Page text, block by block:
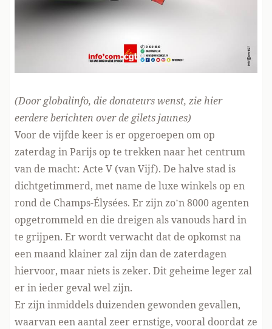
(Door globalinfo, diedonateurs wenst, ziehier
eerdere berichten over de gilets jaunes)
Voor de vijfde keer is er opgeroepen om op
zaterdag in Parijs op te trekken naar het centrum
van de macht: Acte V (vanVijf). De halve stad is
dichtgetimmerd, met name de luxe winkels op en
rond de Champs-Élysées. Er zijn zo’n 8000 agenten
opgetrommeld en die dreigen als vanouds hard in
te grijpen. Er wordt verwacht dat de opkomst na
een maand klainer zal zijn dan de zaterdagen
hiervoor, maar niets is zeker. Dit geheime legerzal
er in ieder geval wel zijn.
Er zijn inmiddels duizenden gewonden gevallen,
waarvan een aantal zeer ernstige, vooral doordat ze